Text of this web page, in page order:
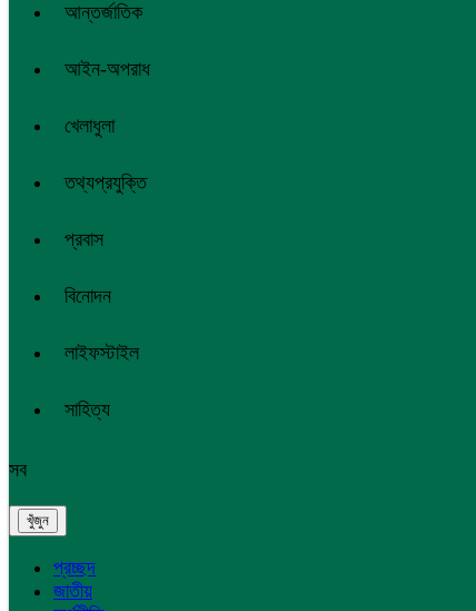
আন্তর্জাতিক
আইন-অপরাধ
খেলাধুলা
তথ্যপ্রযুক্তি
প্রবাস
বিনোদন
লাইফস্টাইল
সাহিত্য
সব
প্রচ্ছদ
জাতীয়